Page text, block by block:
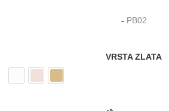
- PB02
VRSTA ZLATA
Belo zlatoRoze zlatoŽuto zlato